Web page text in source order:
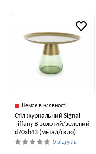
Немає в наявності
Стіл журнальний Signal
Tiffany B золотий/зелений
d70хh43 (метал/скло)
0 відгуків